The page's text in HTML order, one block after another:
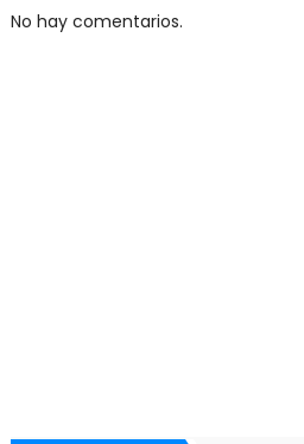
No hay comentarios.